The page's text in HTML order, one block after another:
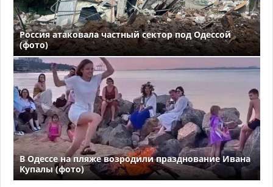
Россия атаковала частный сектор под Одессой
(фото)
В Одессе на пляже возродили празднование Ивана
Купалы (фото)